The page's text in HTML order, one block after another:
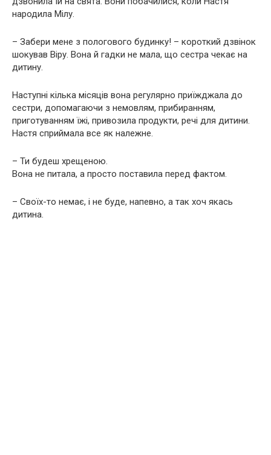
народила Мілу.
– Забери мене з пологового будинку! – короткий дзвінок
шокував Віру. Вона й гадки не мала, що сестра чекає на
дитину.
Наступні кілька місяців вона регулярно приїжджала до
сестри, допомагаючи з немовлям, прибиранням,
приготуванням їжі, привозила продукти, речі для дитини.
Настя сприймала все як належне.
– Ти будеш хрещеною.
Вона не питала, а просто поставила перед фактом.
– Своїх-то немає, і не буде, напевно, а так хоч якась
дитина.